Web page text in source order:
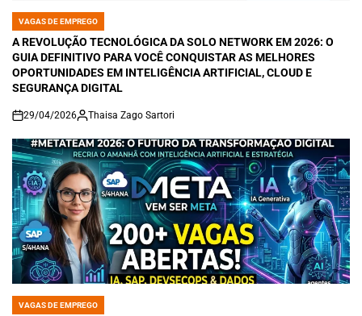
POSTED
IN
VAGAS DE EMPREGO
A REVOLUÇÃO TECNOLÓGICA DA SOLO NETWORK EM 2026: O
GUIA DEFINITIVO PARA VOCÊ CONQUISTAR AS MELHORES
OPORTUNIDADES EM INTELIGÊNCIA ARTIFICIAL, CLOUD E
SEGURANÇA DIGITAL
on
29/04/2026 Thaisa Zago Sartori
POSTED
VAGAS DE EMPREGO